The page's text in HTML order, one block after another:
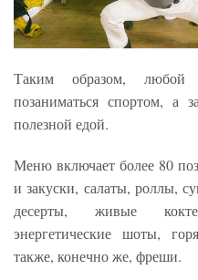
Таким образом, любой
позаниматься спортом, а
полезной едой.
Меню включает более 80
и закуски, салаты, роллы,
десерты, живые
энергетические шоты,
также, конечно же, фреши.